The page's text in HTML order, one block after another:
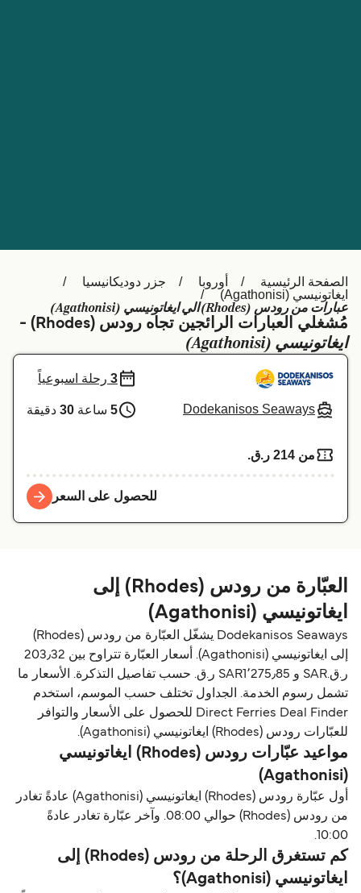
België (NL)
Ελλάδα
Belgique (FR)
Polska
Deutschland
Schweiz (DE)
Norge
Indonesia
Maroc (FR)
الصفحة الرئيسية أوروبا
جزر دوديكانيسيا
ايغاتونيسي (Agathonisi)
عبارات من رودس (Rhodes) الي ايغاتونيسي (Agathonisi)
مُشغلي العبارات الرائجين تجاه رودس (Rhodes) -
ايغاتونيسي (Agathonisi)
Dodekanisos Seaways
3 رحلة اسبوعياً
5 ساعة 30 دقيقة
من 214 ر.ق.‏
للحصول على السعر
العبّارة من رودس (Rhodes) إلى
ايغاتونيسي (Agathonisi)
Dodekanisos Seaways يشغّل العبّارة من رودس (Rhodes)
إلى ايغاتونيسي (Agathonisi). أسعار العبّارة تتراوح بين 203٫32
ر.ق.‏SAR و SAR1٬275٫85 ر.ق.‏ حسب تفاصيل التذكرة. الأسعار ما
تشمل رسوم الخدمة. الجداول تختلف حسب الموسم، استخدم
Direct Ferries Deal Finder للحصول على الأسعار والتوافر
للعبّارات رودس (Rhodes) ايغاتونيسي (Agathonisi).
مواعيد عبّارات رودس (Rhodes) ايغاتونيسي
(Agathonisi)
أول عبّارة رودس (Rhodes) ايغاتونيسي (Agathonisi) عادةً تغادر
من رودس (Rhodes) حوالي 08:00. وآخر عبّارة تغادر عادةً
10:00.
كم تستغرق الرحلة من رودس (Rhodes) إلى
ايغاتونيسي (Agathonisi)؟